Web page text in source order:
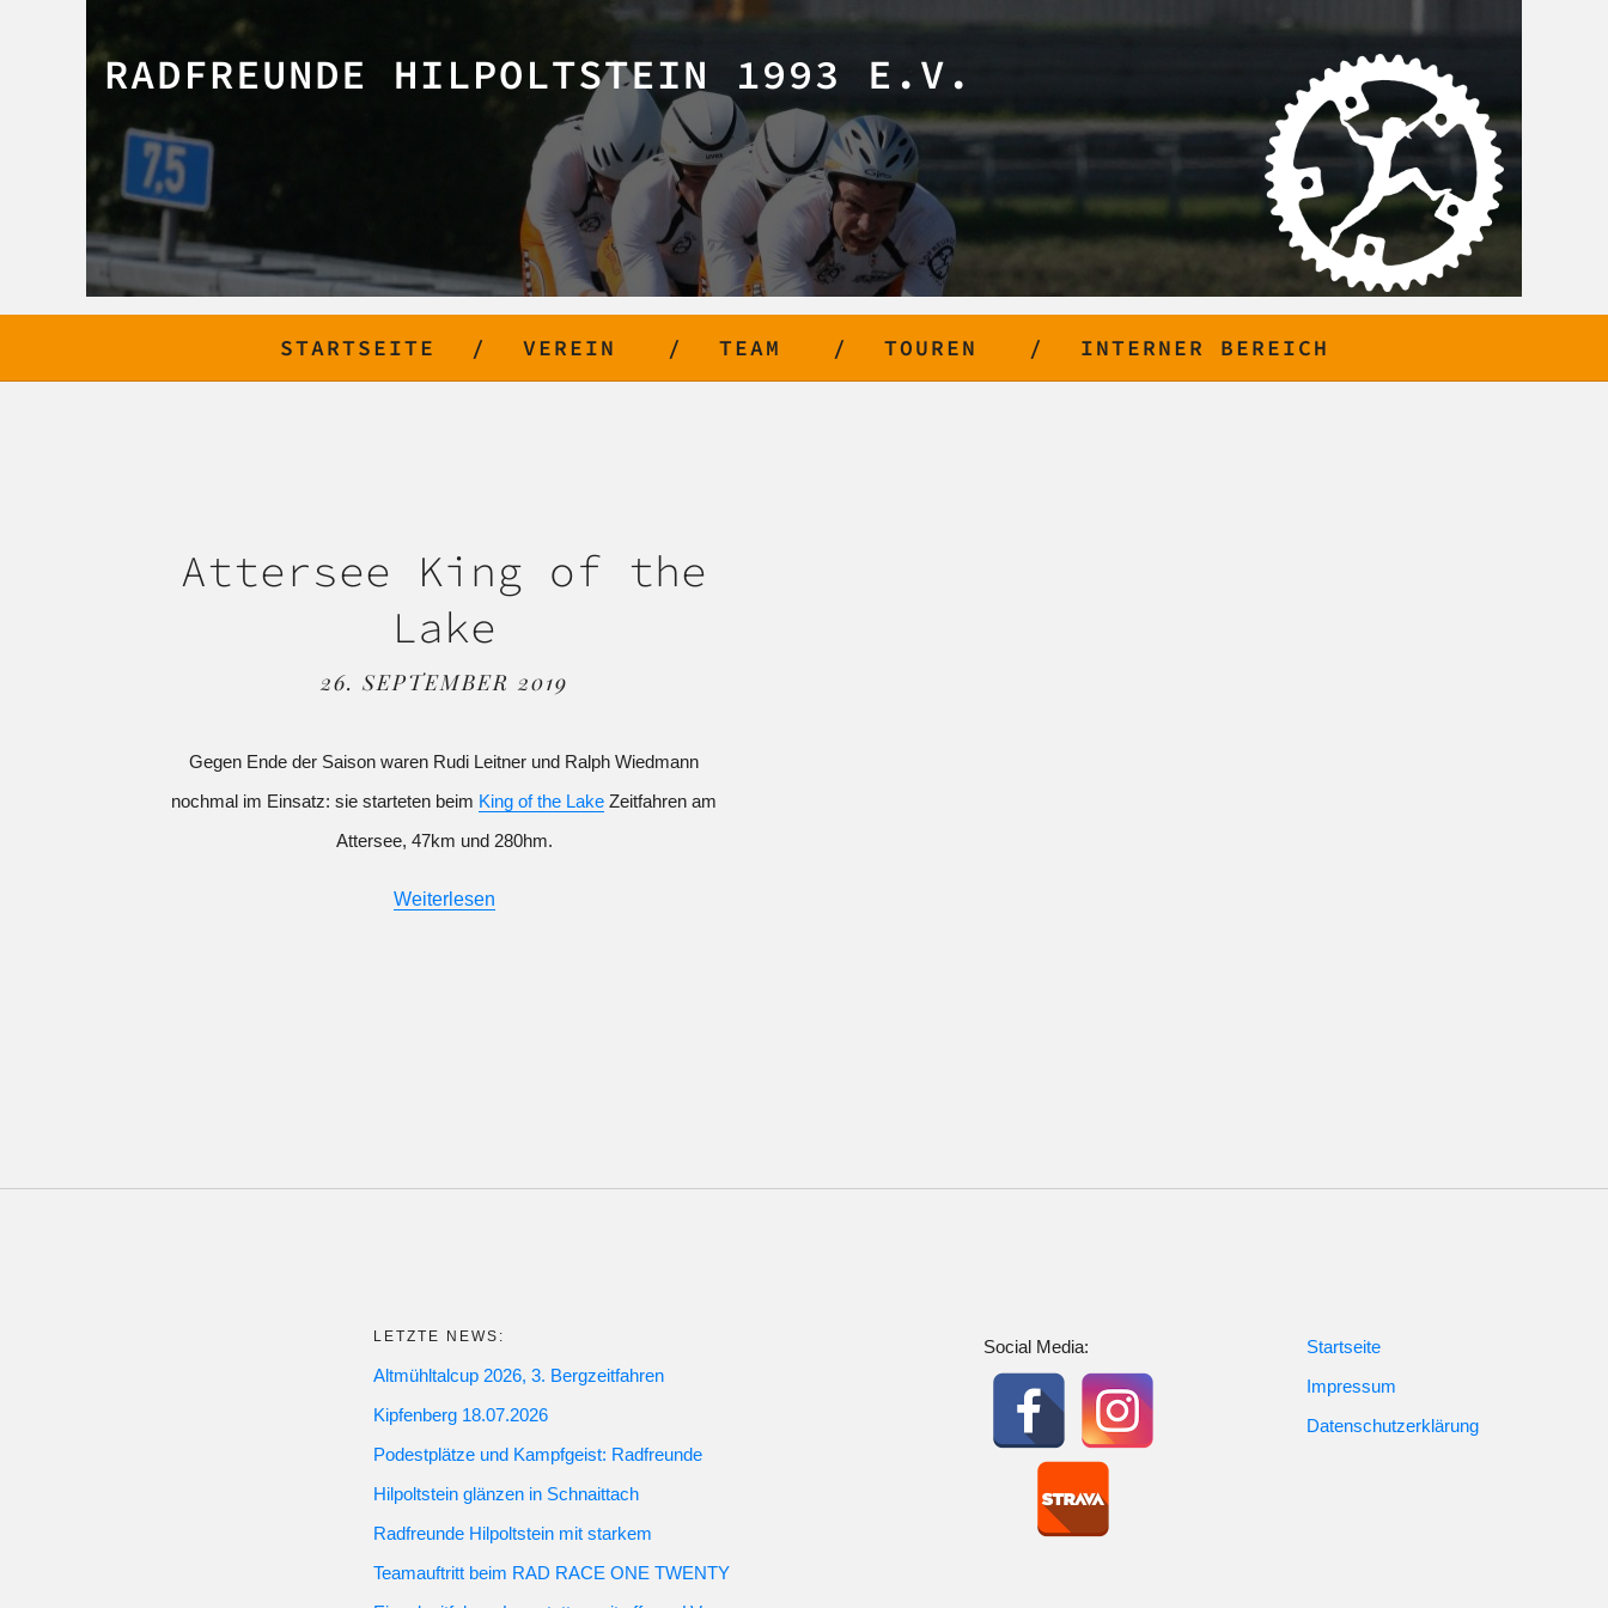
RADFREUNDE HILPOLTSTEIN 1993 E.V.
STARTSEITE VEREIN TEAM TOUREN INTERNER BEREICH
Attersee King of the
Lake
26. SEPTEMBER 2019
Gegen Ende der Saison waren Rudi Leitner und Ralph Wiedmann
nochmal im Einsatz: sie starteten beim King of the Lake Zeitfahren am
Attersee, 47km und 280hm.
Weiterlesen
LETZTE NEWS:
Altmühltalcup 2026, 3. Bergzeitfahren
Kipfenberg 18.07.2026
Podestplätze und Kampfgeist: Radfreunde
Hilpoltstein glänzen in Schnaittach
Radfreunde Hilpoltstein mit starkem
Teamauftritt beim RAD RACE ONE TWENTY
Social Media:
Startseite
Impressum
Datenschutzerklärung